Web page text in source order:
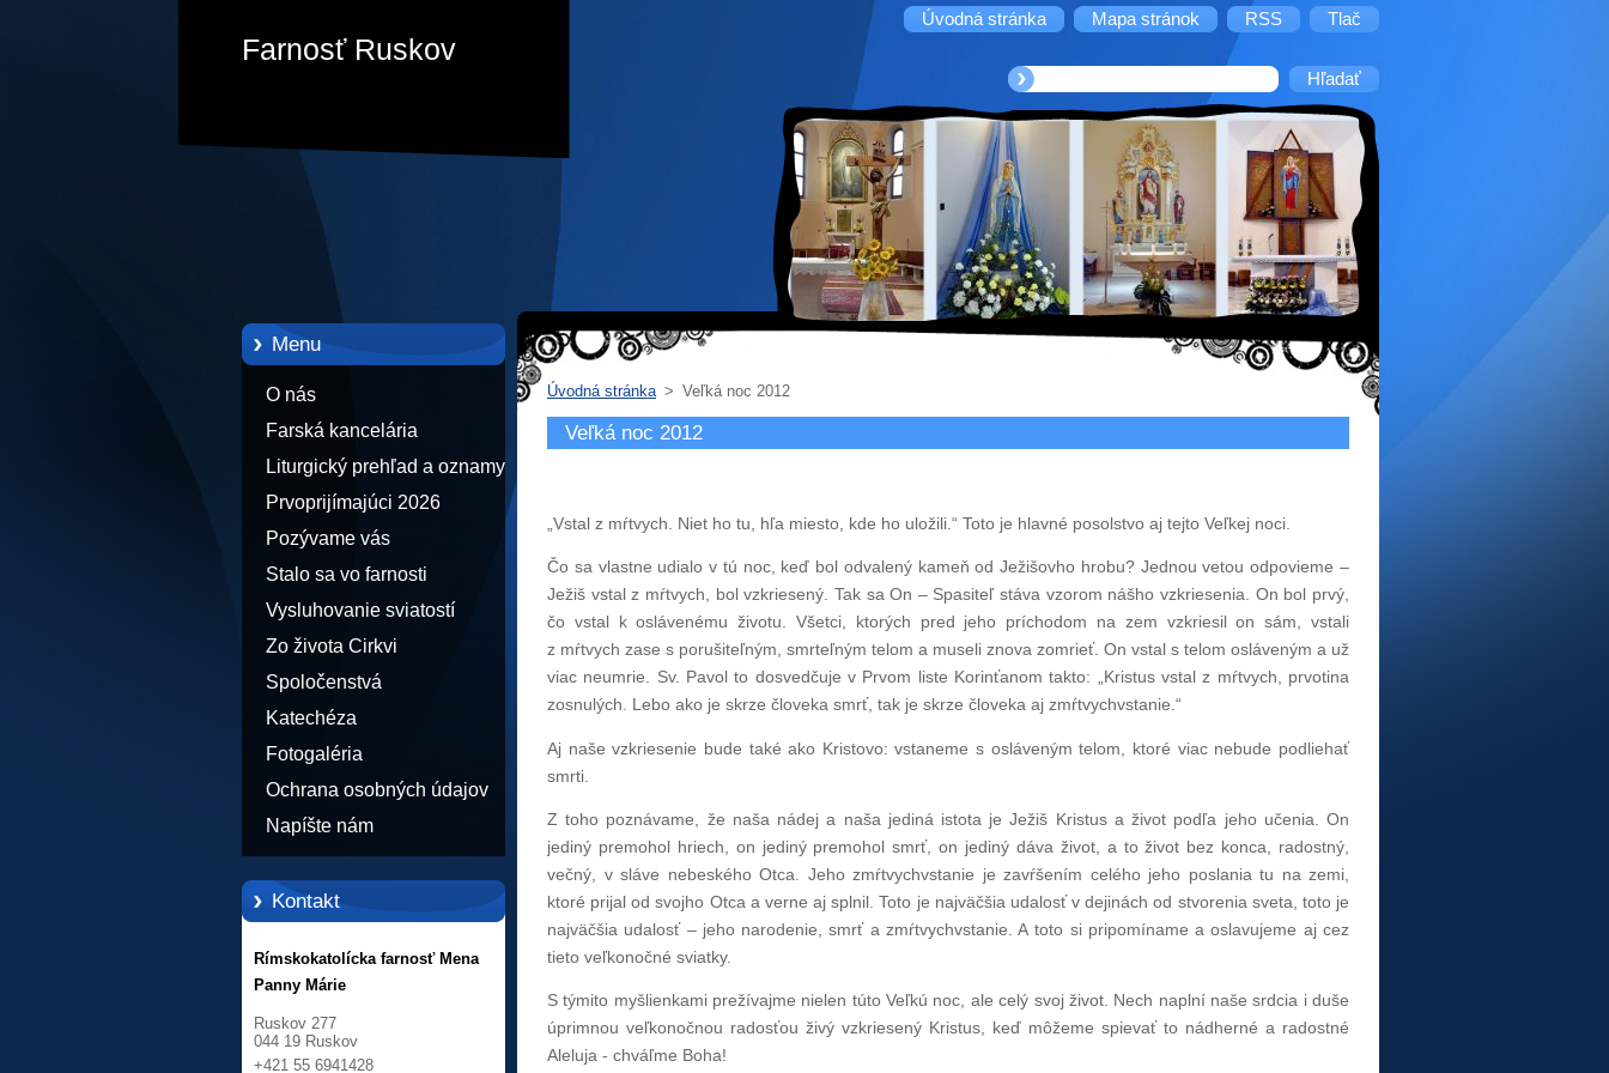
Úvodná stránka Mapa stránok RSS Tlač
Farnosť Ruskov
Menu
O nás
Farská kancelária
Liturgický prehľad a oznamy
Prvoprijímajúci 2026
Pozývame vás
Stalo sa vo farnosti
Vysluhovanie sviatostí
Zo života Cirkvi
Spoločenstvá
Katechéza
Fotogaléria
Ochrana osobných údajov
Napíšte nám
Kontakt
Rímskokatolícka farnosť Mena
Panny Márie
Ruskov 277
044 19 Ruskov
+421 55 6941428
Úvodná stránka > Veľká noc 2012
Veľká noc 2012
„Vstal z mŕtvych. Niet ho tu, hľa miesto, kde ho uložili.“ Toto je hlavné posolstvo aj tejto Veľkej noci.
Čo sa vlastne udialo v tú noc, keď bol odvalený kameň od Ježišovho hrobu? Jednou vetou odpovieme –
Ježiš vstal z mŕtvych, bol vzkriesený. Tak sa On – Spasiteľ stáva vzorom nášho vzkriesenia. On bol prvý,
čo vstal k oslávenému životu. Všetci, ktorých pred jeho príchodom na zem vzkriesil on sám, vstali
z mŕtvych zase s porušiteľným, smrteľným telom a museli znova zomrieť. On vstal s telom osláveným a už
viac neumrie. Sv. Pavol to dosvedčuje v Prvom liste Korinťanom takto: „Kristus vstal z mŕtvych, prvotina
zosnulých. Lebo ako je skrze človeka smrť, tak je skrze človeka aj zmŕtvychvstanie.“
Aj naše vzkriesenie bude také ako Kristovo: vstaneme s osláveným telom, ktoré viac nebude podliehať
smrti.
Z toho poznávame, že naša nádej a naša jediná istota je Ježiš Kristus a život podľa jeho učenia. On
jediný premohol hriech, on jediný premohol smrť, on jediný dáva život, a to život bez konca, radostný,
večný, v sláve nebeského Otca. Jeho zmŕtvychvstanie je zavŕšením celého jeho poslania tu na zemi,
ktoré prijal od svojho Otca a verne aj splnil. Toto je najväčšia udalosť v dejinách od stvorenia sveta, toto je
najväčšia udalosť – jeho narodenie, smrť a zmŕtvychvstanie. A toto si pripomíname a oslavujeme aj cez
tieto veľkonočné sviatky.
S týmito myšlienkami prežívajme nielen túto Veľkú noc, ale celý svoj život. Nech naplní naše srdcia i duše
úprimnou veľkonočnou radosťou živý vzkriesený Kristus, keď môžeme spievať to nádherné a radostné
Aleluja - chváľme Boha!